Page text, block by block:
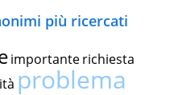
più ricercati
importanterichiesta
problema